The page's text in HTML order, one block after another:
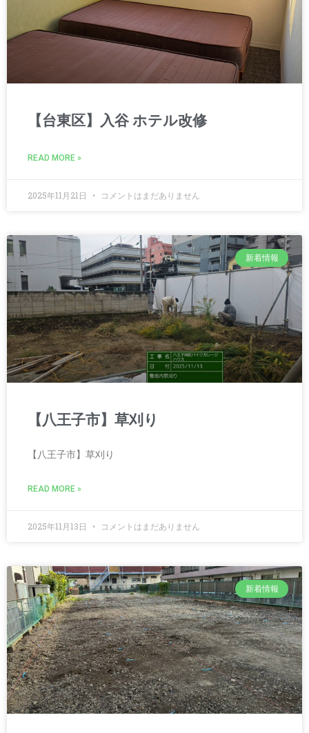
【台東区】入谷 ホテル改修
READ MORE »
2025年11月21日 コメントはまだありません
新着情報
【八王子市】草刈り
【八王子市】草刈り
READ MORE »
2025年11月13日 コメントはまだありません
新着情報